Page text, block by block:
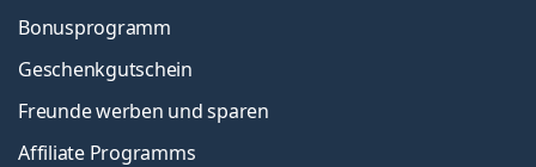
Bonusprogramm
Geschenkgutschein
Freunde werben und sparen
Affiliate Programms